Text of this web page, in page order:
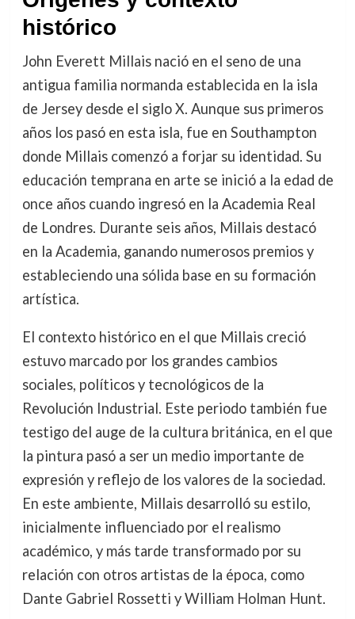
histórico
John Everett Millais nació en el seno de una
antigua familia normanda establecida en la isla
de Jersey desde el siglo X. Aunque sus primeros
años los pasó en esta isla, fue en Southampton
donde Millais comenzó a forjar su identidad. Su
educación temprana en arte se inició a la edad de
once años cuando ingresó en la Academia Real
de Londres. Durante seis años, Millais destacó
en la Academia, ganando numerosos premios y
estableciendo una sólida base en su formación
artística.
El contexto histórico en el que Millais creció
estuvo marcado por los grandes cambios
sociales, políticos y tecnológicos de la
Revolución Industrial. Este periodo también fue
testigo del auge de la cultura británica, en el que
la pintura pasó a ser un medio importante de
expresión y reflejo de los valores de la sociedad.
En este ambiente, Millais desarrolló su estilo,
inicialmente influenciado por el realismo
académico, y más tarde transformado por su
relación con otros artistas de la época, como
Dante Gabriel Rossetti y William Holman Hunt.